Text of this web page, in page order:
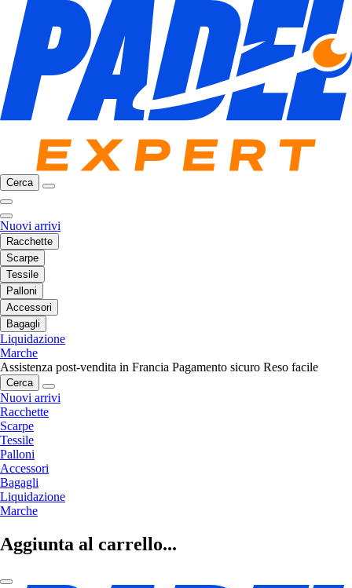
Cerca
Nuovi arrivi
Racchette
Scarpe
Tessile
Palloni
Accessori
Bagagli
Liquidazione
Marche
Assistenza post-vendita in Francia Pagamento sicuro Reso facile
Cerca
Nuovi arrivi
Racchette
Scarpe
Tessile
Palloni
Accessori
Bagagli
Liquidazione
Marche
Aggiunta al carrello...